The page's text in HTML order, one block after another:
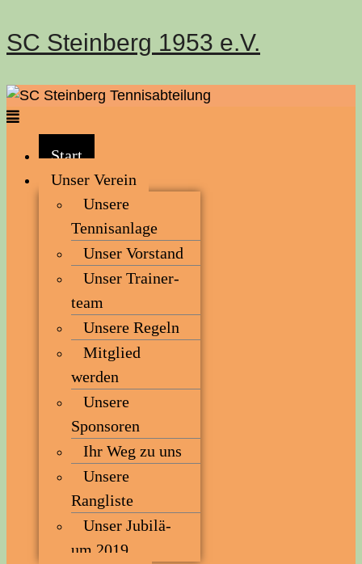
SC Steinberg 1953 e.V.
Start
Unser Ver­ein
Unse­re
Tennisanlage
Unser Vor­stand
Unser Trai­ner­
team
Unse­re Regeln
Mit­glied
werden
Unse­re
Sponsoren
Ihr Weg zu uns
Unse­re
Rangliste
Unser Jubi­lä­
um 2019